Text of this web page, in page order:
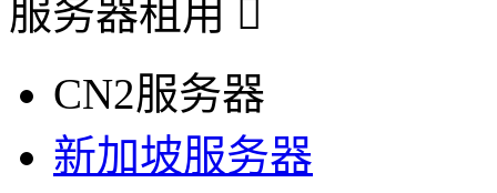
服务器租用
CN2服务器
新加坡服务器